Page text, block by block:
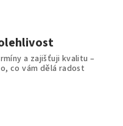
a zajišťuji kvalitu –
co vám dělá radost